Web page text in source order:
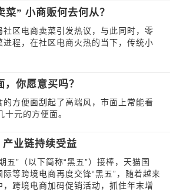
” 小商贩何去何从？
区电商卖菜引发热议，与此同时，零
程，在社区电商火热的当下，传统小
你愿意买吗？
的方便面刮起了高端风，市面上常能看
元的方便面。
业链持续受益
五”（以下简称“黑五”）接棒，天猫国
等跨境电商再度交锋“黑五”，随着越来
跨境电商加码促销活动，抓住年末增